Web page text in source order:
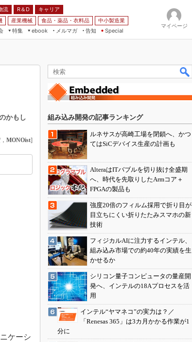
流 R＆D
キャリア
産業機械 食品・薬品・衣料品
中小製造業
特集
ebook
メルマガ
告知 Special
マイページ
かもし
， MONOist]
ケーシ
組み込み開発の記事ランキング
ルネサスが高崎工場を閉鎖へ、かつ
てはSiCデバイス生産の計画も
AlteraはITバブルを切り抜け全盛期
へ、時代を先取りしたArmコア＋
FPGAの製品も
強度20倍のフィルム採用で折り目が
目立ちにくい折りたたみスマホの新
技術
フィジカルAIに注力するインテル、
組み込み市場での約40年の実績を生
かせるか
シリコン量子コンピュータの量産開
発へ、インテルの18Aプロセスを活
用
インテル“ヤマネコ”の実力は？／
「Renesas 365」は3カ月かかる作業が1
分に